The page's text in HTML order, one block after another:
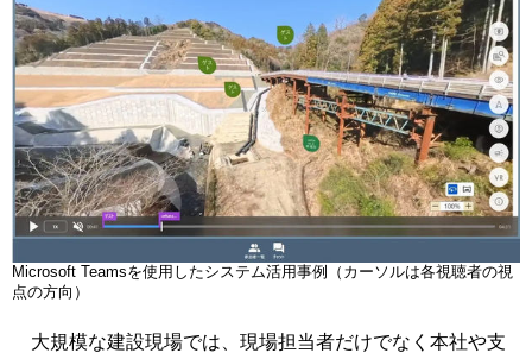
Microsoft Teamsを使用したシステム活用事例（カーソルは各視聴者の視
点の方向）
大規模な建設現場では、現場担当者だけでなく本社や支